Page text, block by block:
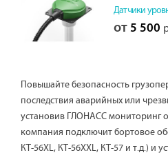
Датчики
от 5 500
Повышайте безопасность
последствия аварийных или
установив ГЛОНАСС мониторинг
компания подключит бортовое
КТ-56XL, КТ-56XXL, КТ-57 и т.д.) и